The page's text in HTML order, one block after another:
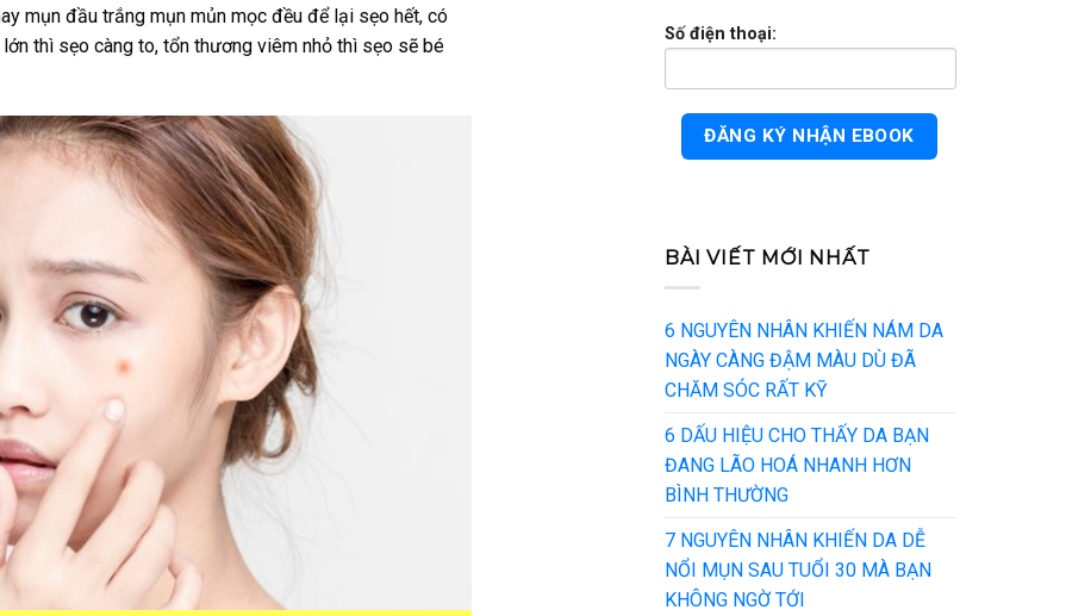
mụn đầu trắng mụn mủn mọc đều để lại sẹo hết, có
thì sẹo càng to, tổn thương viêm nhỏ thì sẹo sẽ bé
Số điện thoại:
BÀI VIẾT MỚI NHẤT
6 NGUYÊN NHÂN KHIẾN NÁM DA
NGÀY CÀNG ĐẬM MÀU DÙ ĐÃ
CHĂM SÓC RẤT KỸ
6 DẤU HIỆU CHO THẤY DA BẠN
ĐANG LÃO HOÁ NHANH HƠN
BÌNH THƯỜNG
7 NGUYÊN NHÂN KHIẾN DA DỄ
NỔI MỤN SAU TUỔI 30 MÀ BẠN
KHÔNG NGỜ TỚI